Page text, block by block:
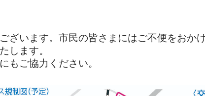
ざいます。市民の皆さまにはご不便をおか
します。
もご協力ください。